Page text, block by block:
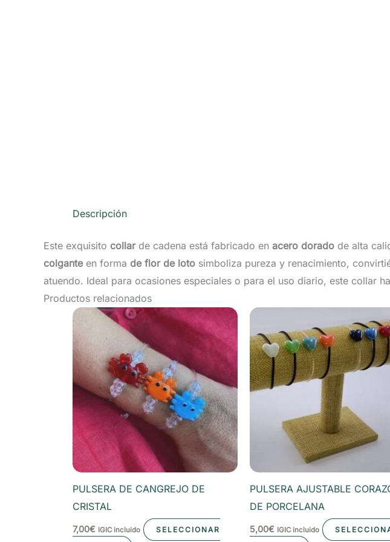
Descripción
Este exquisito collarde cadena está fabricado en acero dorado de alta
colgante en forma de flor de loto simboliza pureza y renacimiento,
atuendo. Ideal para ocasiones especiales o para el uso diario, este collar
Productos relacionados
PULSERA DE CANGREJO DE
CRISTAL
7,00€ IGIC incluido
SELECCIONAR
PULSERA AJUSTABLE
DE PORCELANA
5,00€ IGIC incluido